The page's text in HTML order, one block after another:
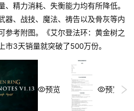
、精力消耗、失衡能力均有所降低。
器、战技、魔法、祷告以及骨灰等内
参考附图。《艾尔登法环：黄金树之
市3天销量就突破了500万份。
预览 预览